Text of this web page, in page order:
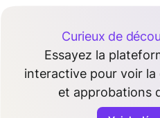
Curieux de
Essayez la
interactive pour voir la
et approbations